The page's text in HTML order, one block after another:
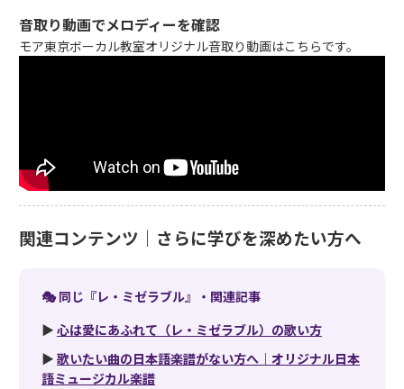
音取り動画でメロディーを確認
モア東京ボーカル教室オリジナル音取り動画はこちらです。
関連コンテンツ｜さらに学びを深めたい方へ
🎭 同じ『レ・ミゼラブル』・関連記事
▶ 心は愛にあふれて（レ・ミゼラブル）の歌い方
▶ 歌いたい曲の日本語楽譜がない方へ｜オリジナル日本
語ミュージカル楽譜